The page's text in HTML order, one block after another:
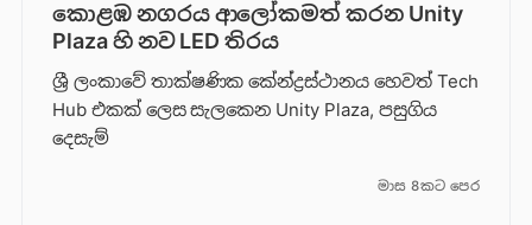
කොළඹ නගරය ආලෝකමත් කරන Unity
Plaza හි නව LED තිරය
ශ්‍රී ලංකාවේ තාක්ෂණික කේන්ද්‍රස්ථානය හෙවත් Tech
Hub එකක් ලෙස සැලකෙන Unity Plaza, පසුගිය
දෙසැම්
මාස 8කට පෙර